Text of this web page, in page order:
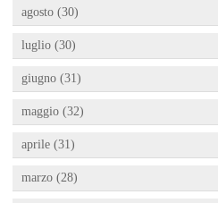
agosto (30)
luglio (30)
giugno (31)
maggio (32)
aprile (31)
marzo (28)